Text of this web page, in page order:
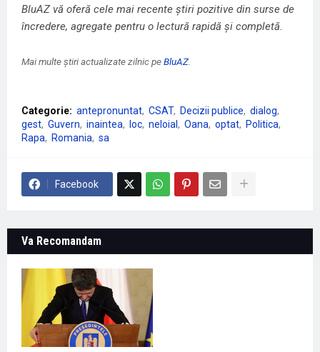
BluAZ vă oferă cele mai recente știri pozitive din surse de
încredere, agregate pentru o lectură rapidă și completă.
Mai multe știri actualizate zilnic peBluAZ.
Categorie: antepronuntat CSAT Decizii publice
dialog
gest Guvern inaintea loc neloial Oana optat
Politica
Rapa
Romania sa
Facebook
Va Recomandam